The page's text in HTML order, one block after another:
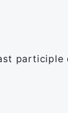
participle